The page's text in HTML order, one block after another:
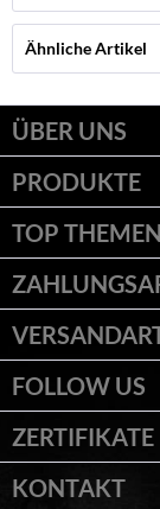
Ähnliche Artikel
ÜBER UNS
PRODUKTE
TOP THEMEN
FOLLOW US
ZERTIFIKATE
KONTAKT